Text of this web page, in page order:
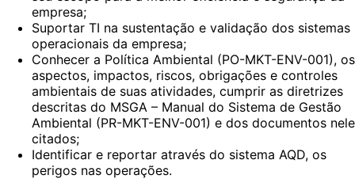
empresa;
Suportar TI na sustentação e validação dos sistemas
operacionais da empresa;
Conhecer a Política Ambiental (PO-MKT-ENV-001), os
aspectos, impactos, riscos, obrigações e controles
ambientais de suas atividades, cumprir as diretrizes
descritas do MSGA – Manual do Sistema de Gestão
Ambiental (PR-MKT-ENV-001) e dos documentos nele
citados;
Identificar e reportar através do sistema AQD, os
perigos nas operações.